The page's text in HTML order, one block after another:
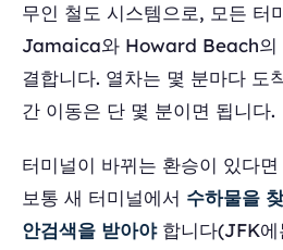
무인 철도 시스템으로, 모든 터
Jamaica와 Howard Beach의
결합니다. 열차는 몇 분마다 도
간 이동은 단 몇 분이면 됩니다.
터미널이 바뀌는 환승이 있다
보통 새 터미널에서 수하물을
안검색을 받아야합니다(JFK에